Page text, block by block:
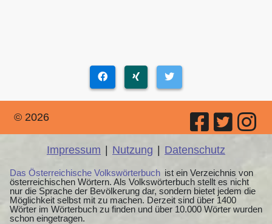
© 2026
Impressum | Nutzung | Datenschutz
Das Österreichische Volkswörterbuch ist ein Verzeichnis von
österreichischen Wörtern. Als Volkswörterbuch stellt es nicht
nur die Sprache der Bevölkerung dar, sondern bietet jedem die
Möglichkeit selbst mit zu machen. Derzeit sind über 1400
Wörter im Wörterbuch zu finden und über 10.000 Wörter wurden
schon eingetragen.